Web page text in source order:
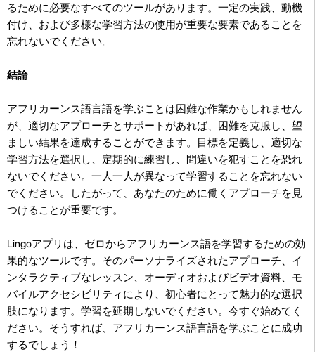
るために必要なすべてのツールがあります。一定の実践、動機
付け、および多様な学習方法の使用が重要な要素であることを
忘れないでください。
結論
アフリカーンス語言語を学ぶことは困難な作業かもしれません
が、適切なアプローチとサポートがあれば、困難を克服し、望
ましい結果を達成することができます。目標を定義し、適切な
学習方法を選択し、定期的に練習し、間違いを犯すことを恐れ
ないでください。一人一人が異なって学習することを忘れない
でください。したがって、あなたのために働くアプローチを見
つけることが重要です。
Lingoアプリは、ゼロからアフリカーンス語を学習するための効
果的なツールです。そのパーソナライズされたアプローチ、イ
ンタラクティブなレッスン、オーディオおよびビデオ資料、モ
バイルアクセシビリティにより、初心者にとって魅力的な選択
肢になります。学習を延期しないでください。今すぐ始めてく
ださい。そうすれば、アフリカーンス語言語を学ぶことに成功
するでしょう！